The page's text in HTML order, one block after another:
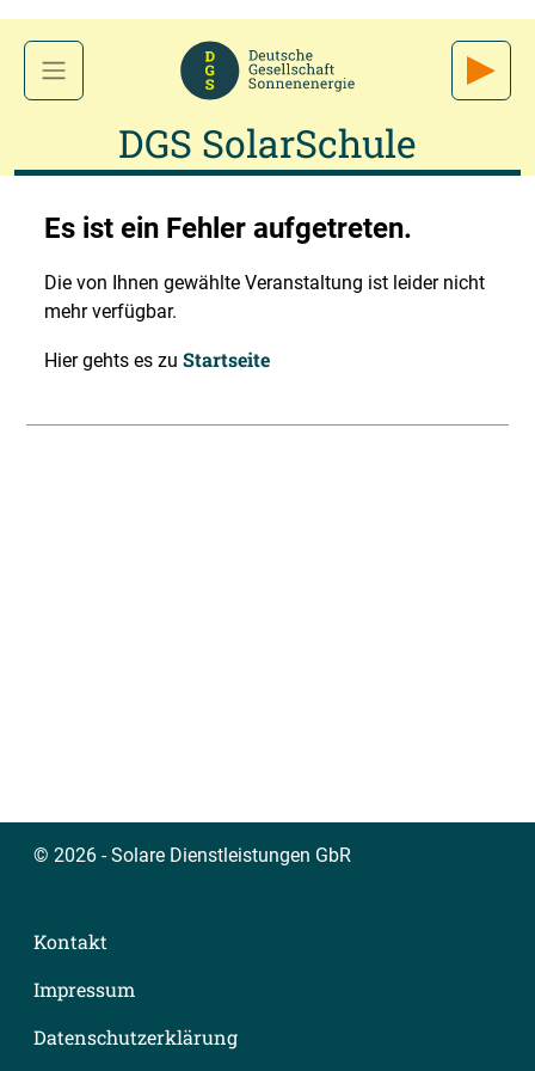
DGS SolarSchule
Es ist ein Fehler aufgetreten.
Die von Ihnen gewählte Veranstaltung ist leider nicht
mehr verfügbar.
Hier gehts es zu Startseite
© 2026 - Solare Dienstleistungen GbR
Kontakt
Impressum
Datenschutzerklärung